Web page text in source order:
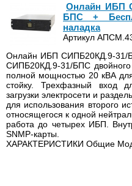
Онлайн ИБП
БПС +
наладка
Артикул
Онлайн ИБП СИПБ20КД.9-
СИПБ20КД.9-31/БПС двойного
полной мощностью 20 кВА
стойку. Трехфазный вход
загрузки электросети и
для использования второго
относящегося к одной
работа до четырех ИБП.
SNMP-карты.
ХАРАКТЕРИСТИКИ Общие